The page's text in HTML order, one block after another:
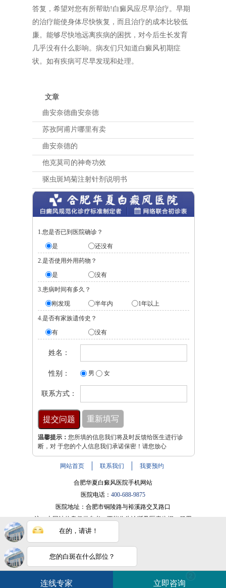
答复，希望对您有所帮助!白癜风应尽早治疗。早期
的治疗能使身体尽快恢复，而且治疗的成本比较低
廉。能够尽快地远离疾病的困扰，对今后生长发育
几乎没有什么影响。病友们只知道白癜风初期症
状。如有疾病可尽早发现和处理。
文章
曲安奈德曲安奈德
苏孜阿甫片哪里有卖
曲安奈德的
他克莫司的神奇功效
驱虫斑鸠菊注射针剂说明书
1.您是否已到医院确诊？
是
还没有
2.是否使用外用药物？
是
没有
3.患病时间有多久？
刚发现
半年内 1年以上
4.是否有家族遗传史？
有
没有
姓名：
性别： 男 女
联系方式：
温馨提示： 您所填的信息我们将及时反馈给医生进行诊
断，对 于您的个人信息我们承诺保密！请您放心
网站首页 联系我们 我要预约
合肥华夏白癜风医院手机网站
医院电话： 400-688-9875
医院地址：合肥市铜陵路与裕溪路交叉路口
注：本网站信息仅供参考，不能作为诊断及医疗依据，服用
药物或进行治疗时请遵医嘱。如有转载或引用文章涉及版权
问题，请与我们联系。
皖ICP备16014022号-9
皖公网安备 34010202600947号
在的，请讲！
您的白斑在什么部位？
连线专家 立即咨询
白斑在线问医生 电话咨询 在线咨询